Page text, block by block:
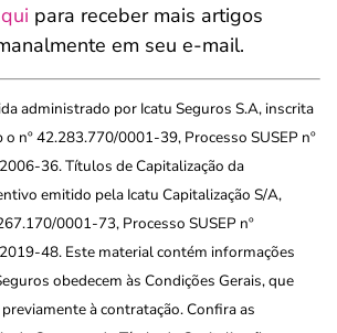
para receber mais artigos
em seu e-mail.
administrado por Icatu Seguros S.A, inscrita
o nº 42.283.770/0001-39, Processo SUSEP nº
36. Títulos de Capitalização da
emitido pela Icatu Capitalização S/A,
0001-73, Processo SUSEP nº
48. Este material contém informações
obedecem às Condições Gerais, que
à contratação. Confira as